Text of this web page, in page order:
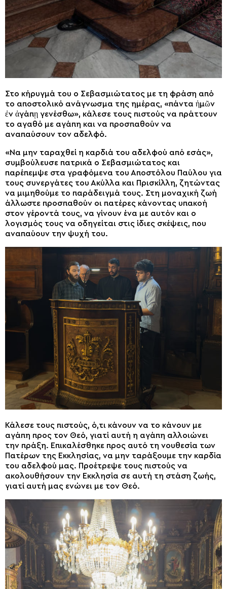
Στο κήρυγμά του ο Σεβασμιώτατος με τη φράση από
το αποστολικό ανάγνωσμα της ημέρας, «πάντα ἡμῶν
ἐν ἀγάπῃ γενέσθω», κάλεσε τους πιστούς να πράττουν
το αγαθό με αγάπη και να προσπαθούν να
αναπαύσουν τον αδελφό.
«Να μην ταραχθεί η καρδιά του αδελφού από εσάς»,
συμβούλευσε πατρικά ο Σεβασμιώτατος και
παρέπεμψε στα γραφόμενα του Αποστόλου Παύλου για
τους συνεργάτες του Ακύλλα και Πρισκίλλη, ζητώντας
να μιμηθούμε το παράδειγμά τους. Στη μοναχική ζωή
άλλωστε προσπαθούν οι πατέρες κάνοντας υπακοή
στον γέροντά τους, να γίνουν ένα με αυτόν και ο
λογισμός τους να οδηγείται στις ίδιες σκέψεις, που
αναπαύουν την ψυχή του.
Κάλεσε τους πιστούς, ό,τι κάνουν να το κάνουν με
αγάπη προς τον Θεό, γιατί αυτή η αγάπη αλλοιώνει
την πράξη. Επικαλέσθηκε προς αυτό τη νουθεσία των
Πατέρων της Εκκλησίας, να μην ταράξουμε την καρδία
του αδελφού μας. Προέτρεψε τους πιστούς να
ακολουθήσουν την Εκκλησία σε αυτή τη στάση ζωής,
γιατί αυτή μας ενώνει με τον Θεό.